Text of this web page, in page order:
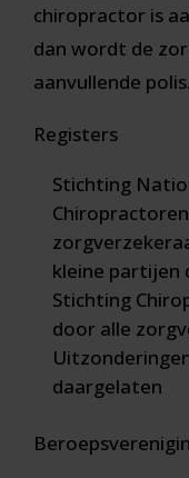
chiropractor is
dan wordt de
aanvullende polis.
Registers
Stichting
kleine partijen
Stichting
door alle
daargelaten